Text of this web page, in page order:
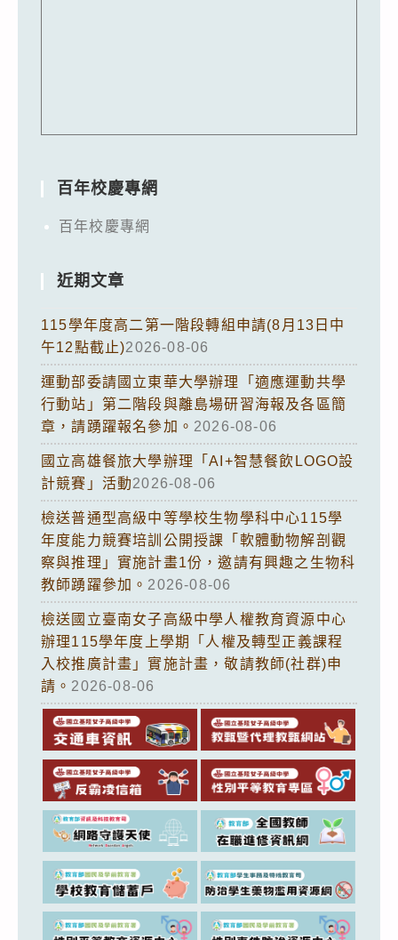
百年校慶專網
百年校慶專網
近期文章
115學年度高二第一階段轉組申請(8月13日中
午12點截止)2026-08-06
運動部委請國立東華大學辦理「適應運動共學
行動站」第二階段與離島場研習海報及各區簡
章，請踴躍報名參加。 2026-08-06
國立高雄餐旅大學辦理「AI+智慧餐飲LOGO設
計競賽」活動2026-08-06
檢送普通型高級中等學校生物學科中心115學
年度能力競賽培訓公開授課「軟體動物解剖觀
察與推理」實施計畫1份，邀請有興趣之生物科
教師踴躍參加。 2026-08-06
檢送國立臺南女子高級中學人權教育資源中心
辦理115學年度上學期「人權及轉型正義課程
入校推廣計畫」實施計畫，敬請教師(社群)申
請。 2026-08-06